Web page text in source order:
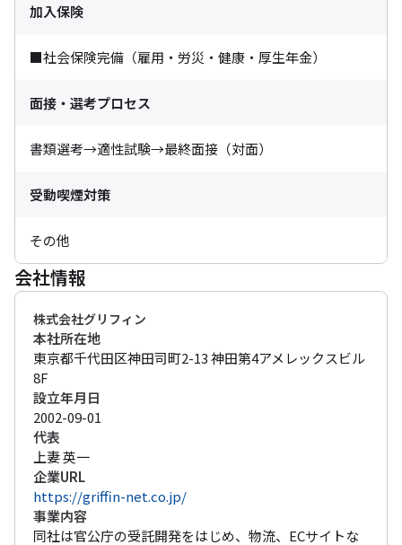
加入保険
■社会保険完備（雇用・労災・健康・厚生年金）
面接・選考プロセス
書類選考→適性試験→最終面接（対面）
受動喫煙対策
その他
会社情報
株式会社グリフィン
本社所在地
東京都千代田区神田司町2-13 神田第4アメレックスビル
8F
設立年月日
2002-09-01
代表
上妻 英一
企業URL
https://griffin-net.co.jp/
事業内容
同社は官公庁の受託開発をはじめ、物流、ECサイトな